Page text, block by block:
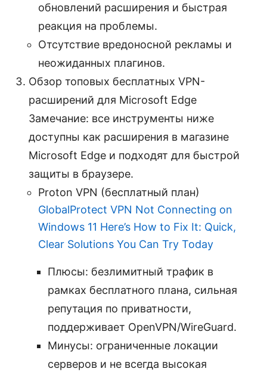
обновлений расширения и быстрая
реакция на проблемы.
Отсутствие вредоносной рекламы и
неожиданных плагинов.
Обзор топовых бесплатных VPN-
расширений для Microsoft Edge
Замечание: все инструменты ниже
доступны как расширения в магазине
Microsoft Edge и подходят для быстрой
защиты в браузере.
Proton VPN (бесплатный план)
GlobalProtect VPN Not Connecting on
Windows 11 Here’s How to Fix It: Quick,
Clear Solutions You Can Try Today
Плюсы: безлимитный трафик в
рамках бесплатного плана, сильная
репутация по приватности,
поддерживает OpenVPN/WireGuard.
Минусы: ограниченные локации
серверов и не всегда высокая